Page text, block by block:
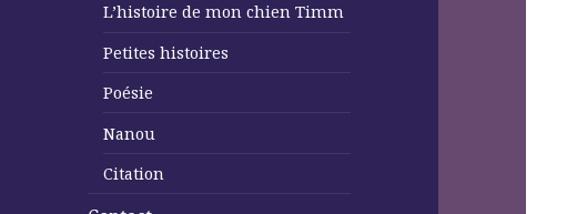
L’histoire de mon chien Timm
Petites histoires
Poésie
Nanou
Citation